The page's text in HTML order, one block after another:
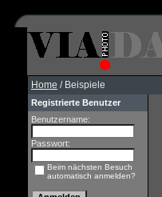
Home / Beispiele
Registrierte Benutzer
Benutzername:
Passwort:
Beim nächsten Besuch
automatisch anmelden?